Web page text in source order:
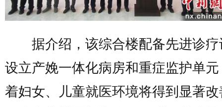
据介绍，该综合楼配备先进诊疗
设立产娩一体化病房和重症监护单
着妇女、儿童就医环境将得到显著